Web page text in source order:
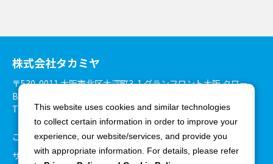
株式会社タカミヤ
〒530-0011 大阪市北区大深町3-1 グランフロント大阪 タワー
B27階
TEL：06-6375-3900 FAX：06-6375-8825
ご利用環境について
個人情報保護方針
サイトマップ
This website uses cookies and similar technologies
to collect certain information in order to improve your
experience, our website/services, and provide you
with appropriate information. For details, please refer